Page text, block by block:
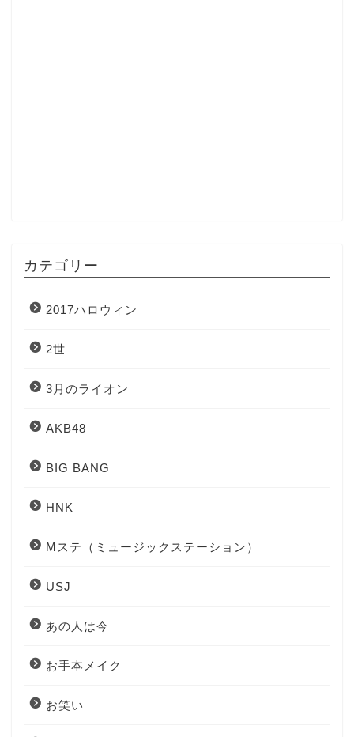
カテゴリー
2017ハロウィン
2世
3月のライオン
AKB48
BIG BANG
HNK
Mステ（ミュージックステーション）
USJ
あの人は今
お手本メイク
お笑い